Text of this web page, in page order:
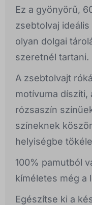
Ez a gyönyörű,
zsebtolvaj
olyan dolgai
szeretnél tartani.
A zsebtolvajt
motívuma díszíti,
rózsaszín
színeknek
helyiségbe
100% pamutból
kíméletes még a
Egészítse ki a